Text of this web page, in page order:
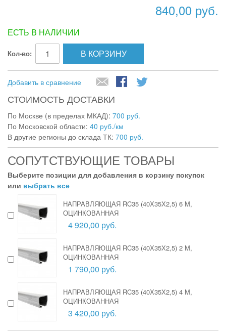
840,00 руб.
ЕСТЬ В НАЛИЧИИ
Кол-во: В КОРЗИНУ
Добавить в сравнение
СТОИМОСТЬ ДОСТАВКИ
По Москве (в пределах МКАД): 700 руб.
По Московской области: 40 руб./км
В другие регионы до склада ТК: 700 руб.
СОПУТСТВУЮЩИЕ ТОВАРЫ
Выберите позиции для добавления в корзину покупок
или выбрать все
НАПРАВЛЯЮЩАЯ RC35 (40Х35Х2,5) 6 М,
ОЦИНКОВАННАЯ
4 920,00 руб.
НАПРАВЛЯЮЩАЯ RC35 (40Х35Х2,5) 2 М,
ОЦИНКОВАННАЯ
1 790,00 руб.
НАПРАВЛЯЮЩАЯ RC35 (40Х35Х2,5) 4 М,
ОЦИНКОВАННАЯ
3 420,00 руб.